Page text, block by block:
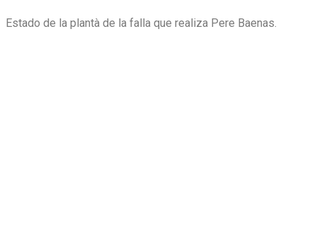
Estado de la plantà de la falla que realiza Pere Baenas.